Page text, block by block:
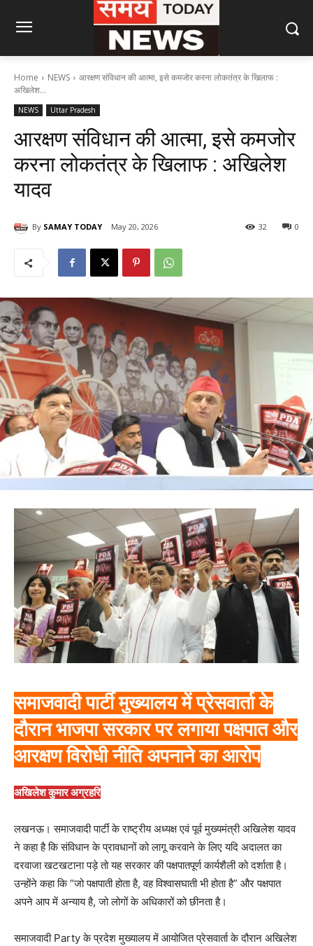
Home NEWS
आरक्षण संविधान की आत्मा, इसे कमजोर करना लोकतंत्र के खिलाफ :
अखिलेश...
NEWS Uttar Pradesh
आरक्षण संविधान की आत्मा, इसे कमजोर
करना लोकतंत्र के खिलाफ : अखिलेश
यादव
By SAMAY TODAY May 20, 2026 0
32
समाजवादी पार्टी मुख्यालय में प्रेसवार्ता के
दौरान भाजपा सरकार पर लगाया पक्षपात और
आरक्षण विरोधी नीति अपनाने का आरोप
अखिलेश कुमार अग्रहरि
लखनऊ। समाजवादी पार्टी के राष्ट्रीय अध्यक्ष एवं पूर्व मुख्यमंत्री अखिलेश यादव
ने कहा है कि संविधान के प्रावधानों को लागू करवाने के लिए यदि अदालत का
दरवाजा खटखटाना पड़े तो यह सरकार की पक्षपातपूर्ण कार्यशैली को दर्शाता है।
उन्होंने कहा कि “जो पक्षपाती होता है, वह विश्वासघाती भी होता है” और पक्षपात
अपने आप में अन्याय है, जो लोगों के अधिकारों को छीनता है।
समाजवादी Party के प्रदेश मुख्यालय में आयोजित प्रेसवार्ता के दौरान अखिलेश